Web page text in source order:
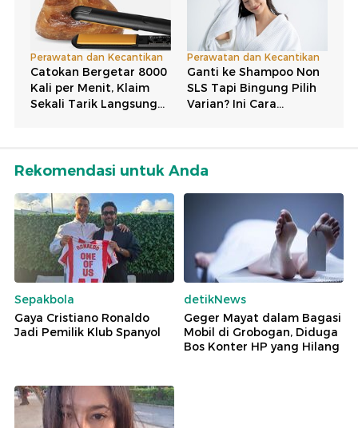
Rekomendasi untuk Anda
Sepakbola
Gaya Cristiano Ronaldo
Jadi Pemilik Klub Spanyol
detikNews
Geger Mayat dalam Bagasi
Mobil di Grobogan, Diduga
Bos Konter HP yang Hilang